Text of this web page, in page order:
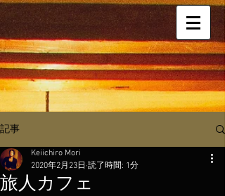
記事
旅人カフェ
Keiichiro Mori
2020年2月23日 読了時間: 1分